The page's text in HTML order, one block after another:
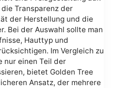
Transparenz der
der Herstellung und die
Bei der Auswahl sollte man
Hauttyp und
Im Vergleich zu
nur einen Teil der
bietet Golden Tree
Ansatz, der mehrere